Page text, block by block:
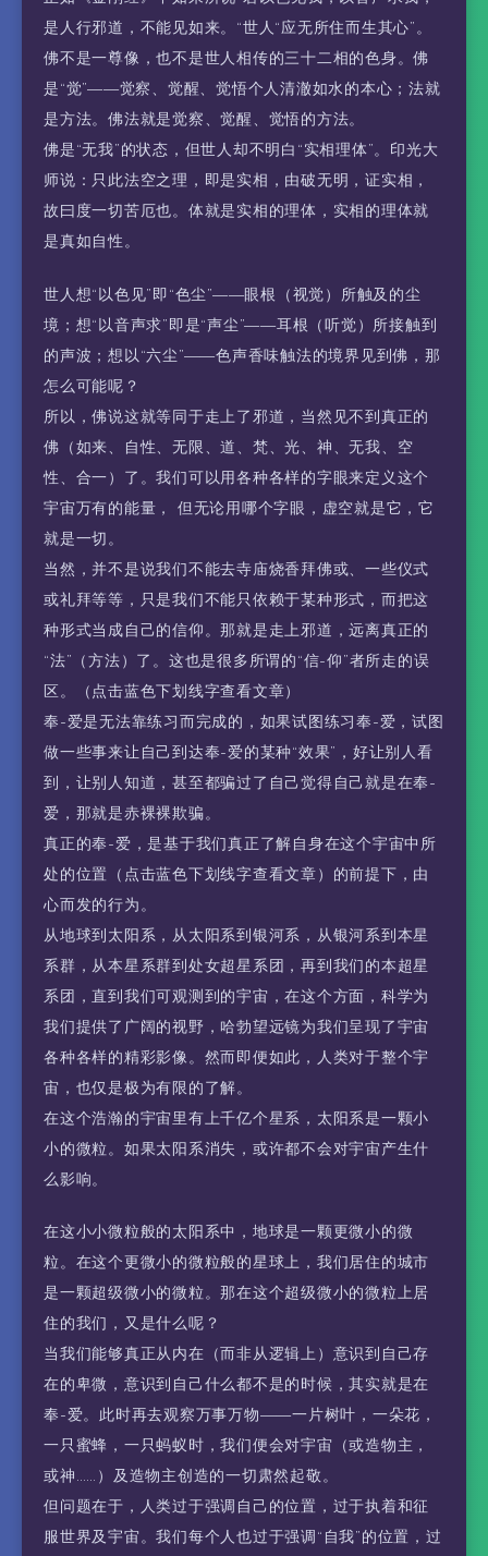
是人行邪道，不能见如来。“世人“应无所住而生其心”。
佛不是一尊像，也不是世人相传的三十二相的色身。佛
是“觉”——觉察、觉醒、觉悟个人清澈如水的本心；法就
是方法。佛法就是觉察、觉醒、觉悟的方法。
佛是“无我”的状态，但世人却不明白“实相理体”。印光大
师说：只此法空之理，即是实相，由破无明，证实相，
故曰度一切苦厄也。体就是实相的理体，实相的理体就
是真如自性。
世人想“以色见”即“色尘”——眼根（视觉）所触及的尘
境；想“以音声求”即是“声尘”——耳根（听觉）所接触到
的声波；想以“六尘”——色声香味触法的境界见到佛，那
怎么可能呢？
所以，佛说这就等同于走上了邪道，当然见不到真正的
佛（如来、自性、无限、道、梵、光、神、无我、空
性、合一）了。我们可以用各种各样的字眼来定义这个
宇宙万有的能量， 但无论用哪个字眼，虚空就是它，它
就是一切。
当然，并不是说我们不能去寺庙烧香拜佛或、一些仪式
或礼拜等等，只是我们不能只依赖于某种形式，而把这
种形式当成自己的信仰。那就是走上邪道，远离真正的
“法”（方法）了。这也是很多所谓的“信-仰”者所走的误
区。（点击蓝色下划线字查看文章）
奉-爱是无法靠练习而完成的，如果试图练习奉-爱，试图
做一些事来让自己到达奉-爱的某种“效果”，好让别人看
到，让别人知道，甚至都骗过了自己觉得自己就是在奉-
爱，那就是赤裸裸欺骗。
真正的奉-爱，是基于我们真正了解自身在这个宇宙中所
处的位置（点击蓝色下划线字查看文章）的前提下，由
心而发的行为。
从地球到太阳系，从太阳系到银河系，从银河系到本星
系群，从本星系群到处女超星系团，再到我们的本超星
系团，直到我们可观测到的宇宙，在这个方面，科学为
我们提供了广阔的视野，哈勃望远镜为我们呈现了宇宙
各种各样的精彩影像。然而即便如此，人类对于整个宇
宙，也仅是极为有限的了解。
在这个浩瀚的宇宙里有上千亿个星系，太阳系是一颗小
小的微粒。如果太阳系消失，或许都不会对宇宙产生什
么影响。
在这小小微粒般的太阳系中，地球是一颗更微小的微
粒。在这个更微小的微粒般的星球上，我们居住的城市
是一颗超级微小的微粒。那在这个超级微小的微粒上居
住的我们，又是什么呢？
当我们能够真正从内在（而非从逻辑上）意识到自己存
在的卑微，意识到自己什么都不是的时候，其实就是在
奉-爱。此时再去观察万事万物——一片树叶，一朵花，
一只蜜蜂，一只蚂蚁时，我们便会对宇宙（或造物主，
或神……）及造物主创造的一切肃然起敬。
但问题在于，人类过于强调自己的位置，过于执着和征
服世界及宇宙。我们每个人也过于强调“自我”的位置，过